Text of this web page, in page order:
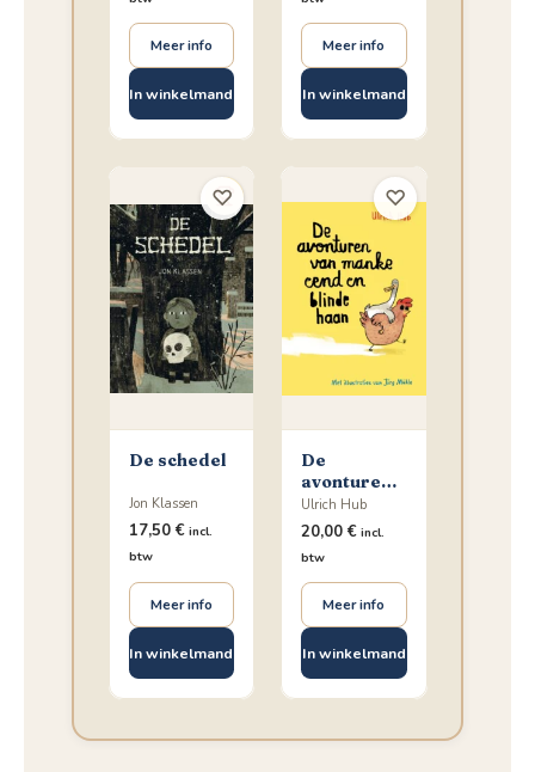
Meer info
In winkelmand
Meer info
In winkelmand
De schedel
Jon Klassen
17,50 € incl.
btw
Meer info
In winkelmand
♡
De
avonturen
van manke
eend en
Ulrich Hub
20,00 € incl.
btw
Meer info
In winkelmand
♡